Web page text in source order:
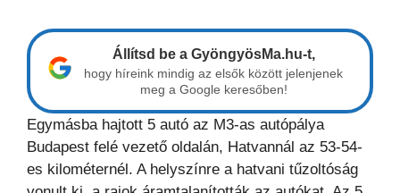
Állítsd be a GyöngyösMa.hu-t,
hogy híreink mindig az elsők között jelenjenek
meg a Google keresőben!
Egymásba hajtott 5 autó az M3-as autópálya
Budapest felé vezető oldalán, Hatvannál az 53-54-
es kilométernél. A helyszínre a hatvani tűzoltóság